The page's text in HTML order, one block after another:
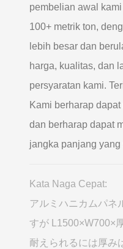
pembelian awal
100+ metrik ton,
lebih besar dan
harga, kualitas, dan
persyaratan kami.
Kami berharap
dan berharap dapat
jangka panjang
Kata Naga Cepat:
アルミハニカムパネ
すが L1500×W700×
耐えられるには厚み